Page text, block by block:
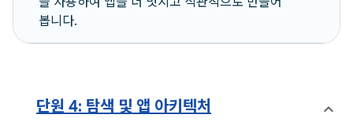
봅니다.
단원 4: 탐색 및 앱 아키텍처